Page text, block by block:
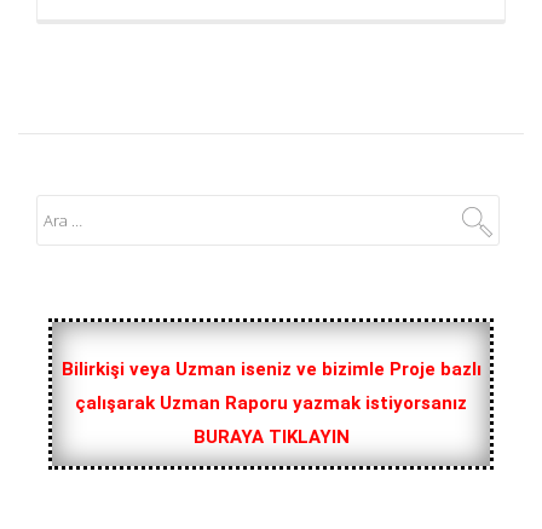
Bilirkişi veya Uzman iseniz ve bizimle Proje bazlı
çalışarak Uzman Raporu yazmak istiyorsanız
BURAYA TIKLAYIN